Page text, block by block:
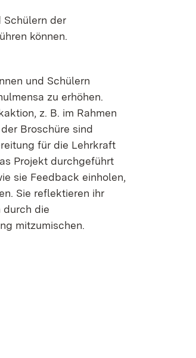
Schülern der
können.
und Schülern
zu erhöhen.
z. B. im Rahmen
der Broschüre sind
für die Lehrkraft
Projekt durchgeführt
sie Feedback einholen,
Sie reflektieren ihr
durch die
mitzumischen.